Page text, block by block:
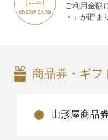
ご利用金額
ト」が貯ま
商品券・ギフ
山形屋商品券